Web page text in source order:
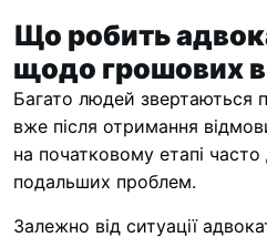
Що робить
щодо грошових
Багато людей звертаються
вже після отримання
на початковому етапі
подальших проблем.
Залежно від ситуації